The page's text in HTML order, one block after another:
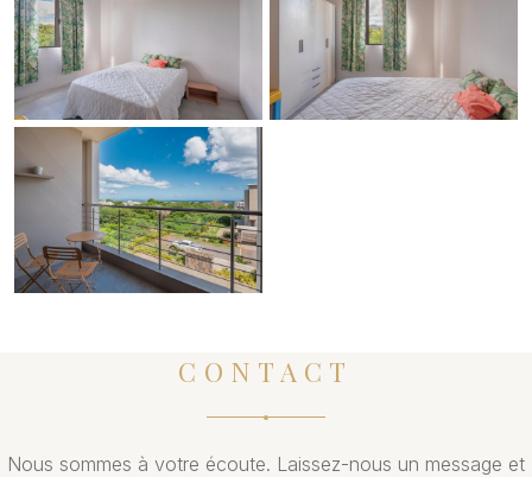
CONTACT
Nous sommes à votre écoute. Laissez-nous un message et